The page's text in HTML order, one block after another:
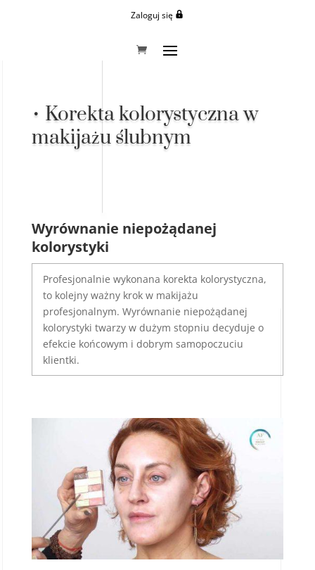
Zaloguj się
• Korekta kolorystyczna w
makijażu ślubnym
Wyrównanie niepożądanej
kolorystyki
Profesjonalnie wykonana korekta kolorystyczna,
to kolejny ważny krok w makijażu
profesjonalnym. Wyrównanie niepożądanej
kolorystyki twarzy w dużym stopniu decyduje o
efekcie końcowym i dobrym samopoczuciu
klientki.